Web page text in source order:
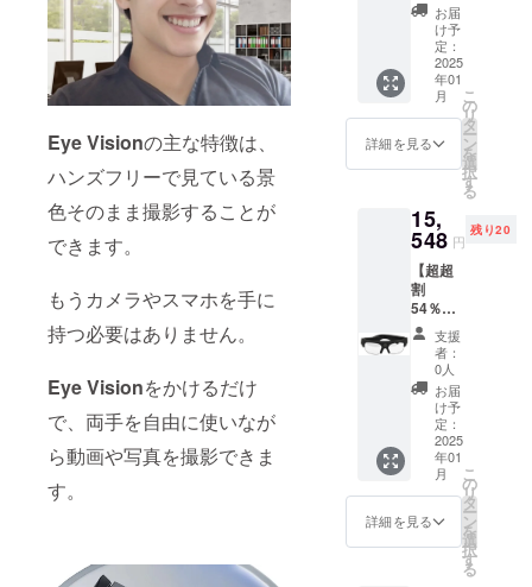
Eye Visionの主な特徴は、
ハンズフリーで見ている景
色そのまま撮影することが
できます。
もうカメラやスマホを手に
持つ必要はありません。
Eye Visionをかけるだけ
で、両手を自由に使いなが
ら動画や写真を撮影できま
す。
限定10
Vision ×
［一般
販売予
定価格
33,800
円
56%OF
（税/送
料込
み） 金
額 :
14,872
円 【プ
ロジェ
クト期
間中で
あって
も ご支
援いた
だいた
ごとに
リター
ンを発
送させ
お届
け予
定：
2025
年01
月
詳細を見る
こ
の
リ
タ
ー
ン
を
選
択
す
る
15,
548 円
残り20
【超超
割
54％OF
F】Eye
Vision
1個
限定20
Vision ×
［一般
販売予
定価格
33,800
円
54%OF
支援
者：
0人
お届
け予
定：
2025
年01
月
詳細を見る
こ
の
リ
タ
ー
ン
を
選
択
す
る